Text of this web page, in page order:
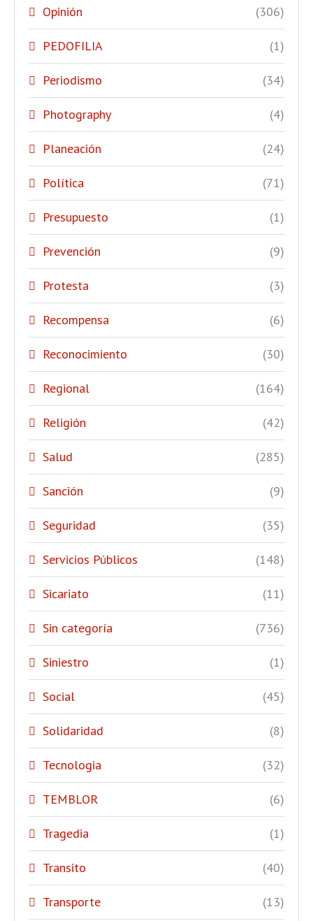
Opinión (306)
PEDOFILIA (1)
Periodismo (34)
Photography (4)
Planeación (24)
Política (71)
Presupuesto (1)
Prevención (9)
Protesta (3)
Recompensa (6)
Reconocimiento (30)
Regional (164)
Religión (42)
Salud (285)
Sanción (9)
Seguridad (35)
Servicios Públicos (148)
Sicariato (11)
Sin categoría (736)
Siniestro (1)
Social (45)
Solidaridad (8)
Tecnologia (32)
TEMBLOR (6)
Tragedia (1)
Transito (40)
Transporte (13)